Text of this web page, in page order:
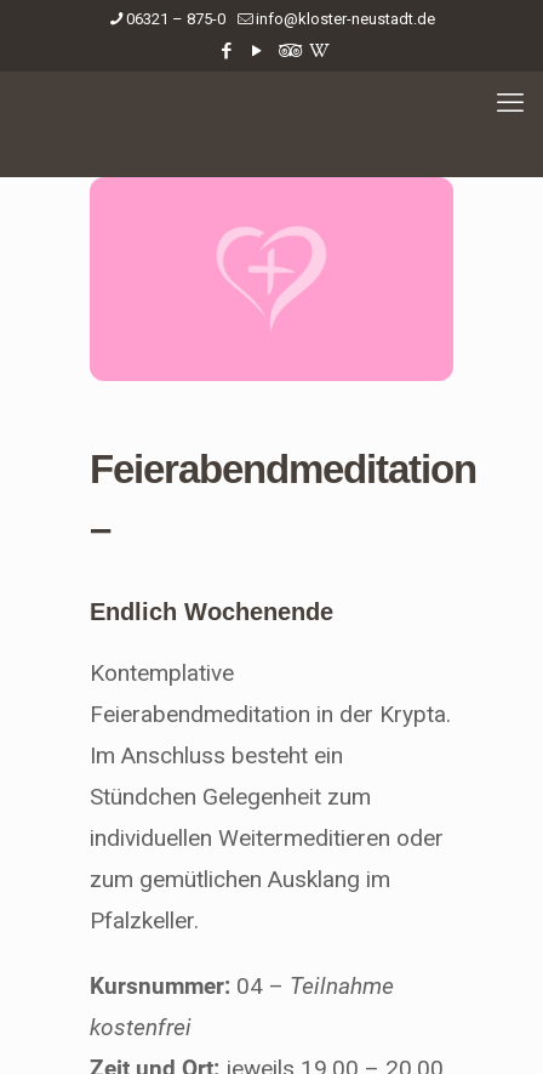
06321 – 875-0 info@kloster-neustadt.de
Feierabendmeditation
–
Endlich Wochenende
Kontemplative
Feierabendmeditation in der Krypta.
Im Anschluss besteht ein
Stündchen Gelegenheit zum
individuellen Weitermeditieren oder
zum gemütlichen Ausklang im
Pfalzkeller.
Kursnummer: 04 – Teilnahme
kostenfrei